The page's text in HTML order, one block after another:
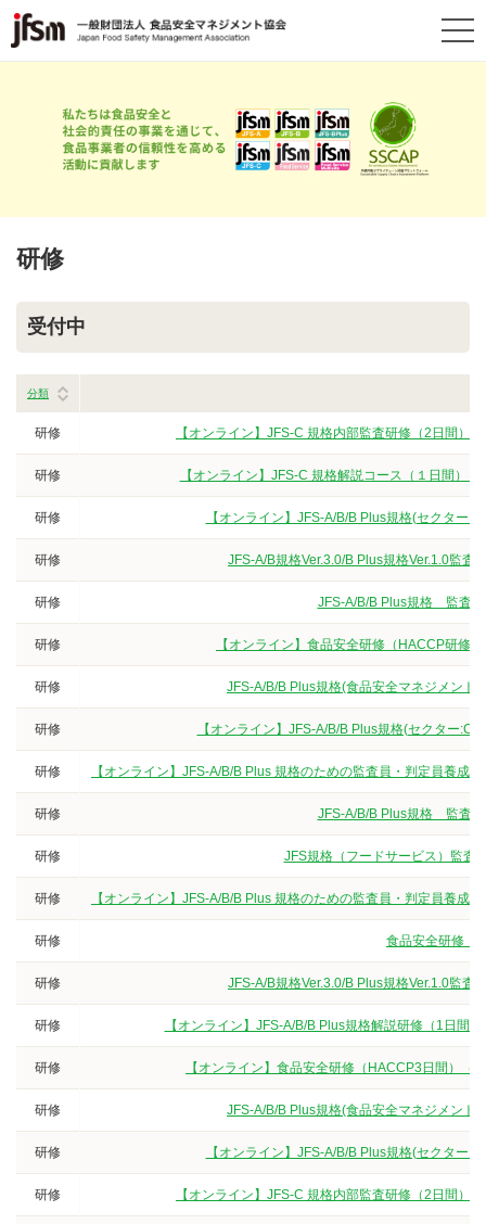
研修
受付中
分類
研修 【オンライン】JFS-C 規格内部監査研修（2日間）
研修 【オンライン】JFS-C 規格解説コース（１日間）
研修 【オンライン】JFS-A/B/B Plus規格(セクタ
研修 JFS-A/B規格Ver.3.0/B Plus規格Ver.1.0監
研修 JFS-A/B/B Plus規格 監査員
研修 【オンライン】食品安全研修（HACCP研修
研修 JFS-A/B/B Plus規格(食品安全マネジメント
研修 【オンライン】JFS-A/B/B Plus規格(セクター
研修 【オンライン】JFS-A/B/B Plus 規格のための監査員・判定員養
研修 JFS-A/B/B Plus規格 監査員
研修 JFS規格（フードサービス）監査
研修 【オンライン】JFS-A/B/B Plus 規格のための監査員・判定員養
研修 食品安全研修（
研修 JFS-A/B規格Ver.3.0/B Plus規格Ver.1.0監
研修 【オンライン】JFS-A/B/B Plus規格解説研修（1日間
研修 【オンライン】食品安全研修（HACCP3日間）
研修 JFS-A/B/B Plus規格(食品安全マネジメント
研修 【オンライン】JFS-A/B/B Plus規格(セクタ
研修 【オンライン】JFS-C 規格内部監査研修（2日間）